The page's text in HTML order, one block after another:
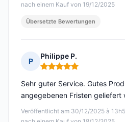
nach einem Kauf von 19/12/2025
Übersetzte Bewertungen
P
Philippe P.
Hinweis: 5 von 5
Veröffentlicht am 30/12/2025 à
Sehr guter Service. Gutes
angegebenen Fristen geliefert